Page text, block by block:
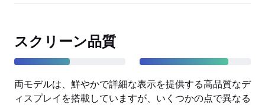
スクリーン品質
両モデルは、鮮やかで詳細な表示を提供する高品質なデ
ィスプレイを搭載していますが、いくつかの点で異なる